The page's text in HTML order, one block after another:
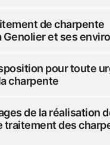
de charpente
Genolier et ses
pour toute
charpente
de la réalisation
traitement des